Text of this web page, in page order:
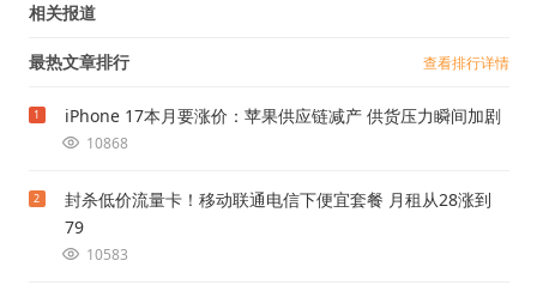
相关报道
最热文章排行 查看排行详情
1 iPhone 17本月要涨价：苹果供应链减产 供货压力瞬间加剧
10868
2
封杀低价流量卡！移动联通电信下便宜套餐 月租从28涨到
79
10583